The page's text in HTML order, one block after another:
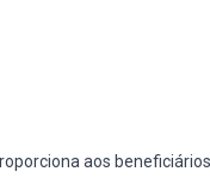
aos